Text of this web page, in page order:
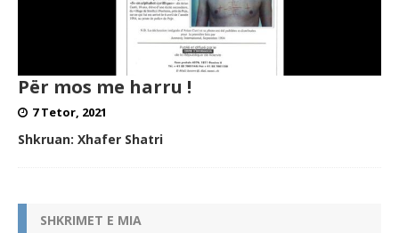
Për mos me harru !
7 Tetor, 2021
Shkruan: Xhafer Shatri
SHKRIMET E MIA